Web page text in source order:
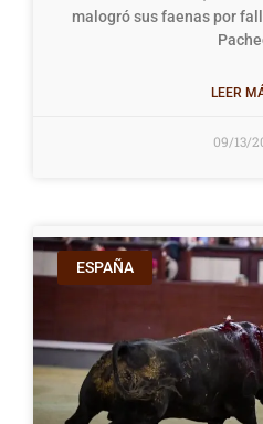
malogró sus faenas por
LEER
09/13/
ESPAÑA